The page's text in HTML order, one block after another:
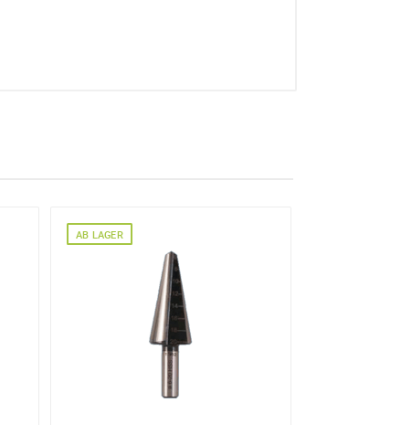
erhoben und verarbeitet
Einwilligung jederzeit für
Sie in unserer
AB LAGER